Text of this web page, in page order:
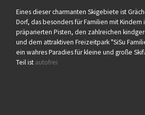
Eines dieser charmanten Skigebiete ist
Dorf, das besonders für Familien mit Kindern
präparierten Pisten, den zahlreichen
und dem attraktiven Freizeitpark "SiSu
ein wahres Paradies für kleine und große
Teil ist autofrei